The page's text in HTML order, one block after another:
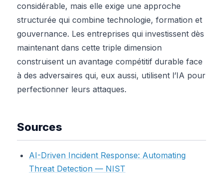
considérable, mais elle exige une approche
structurée qui combine technologie, formation et
gouvernance. Les entreprises qui investissent dès
maintenant dans cette triple dimension
construisent un avantage compétitif durable face
à des adversaires qui, eux aussi, utilisent l’IA pour
perfectionner leurs attaques.
Sources
AI-Driven Incident Response: Automating
Threat Detection — NIST